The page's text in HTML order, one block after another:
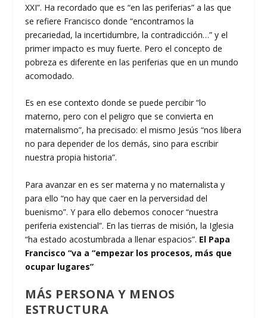
XXI”. Ha recordado que es “en las periferias” a las que
se refiere Francisco donde “encontramos la
precariedad, la incertidumbre, la contradicción…” y el
primer impacto es muy fuerte. Pero el concepto de
pobreza es diferente en las periferias que en un mundo
acomodado.
Es en ese contexto donde se puede percibir “lo
materno, pero con el peligro que se convierta en
maternalismo”, ha precisado: el mismo Jesús “nos libera
no para depender de los demás, sino para escribir
nuestra propia historia”.
Para avanzar en es ser materna y no maternalista y
para ello “no hay que caer en la perversidad del
buenismo”. Y para ello debemos conocer “nuestra
periferia existencial”. En las tierras de misión, la Iglesia
“ha estado acostumbrada a llenar espacios”. El Papa
Francisco “va a “empezar los procesos, más que
ocupar lugares”
MÁS PERSONA Y MENOS
ESTRUCTURA